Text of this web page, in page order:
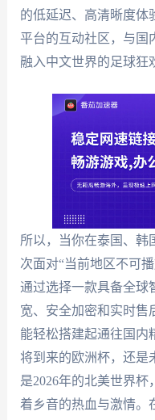
的低延迟、高清晰度体
平台的互动社区，与国
融入中文世界的足球狂
所以，当你在泰国、韩
次面对“当前地区不可
通过选择一款具备全球
宽、安全加密和实时售
能轻松搭建起通往国内
将到来的欧洲杯，还是
是2026年的北美世界
着乡音的热血与激情。